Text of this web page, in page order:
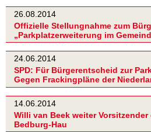
26.08.2014
Offizielle Stellungnahme zum
„Parkplatzerweiterung im
24.06.2014
SPD: Für Bürgerentscheid zur
Gegen Frackingpläne der
14.06.2014
Willi van Beek weiter Vorsitzender
Bedburg-Hau